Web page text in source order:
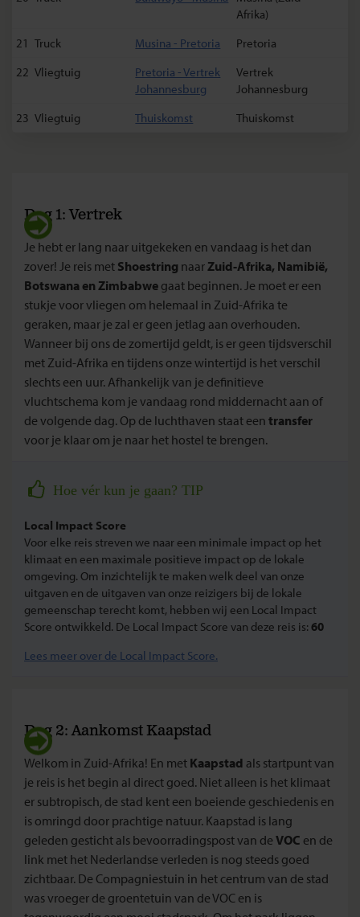
Afrika)
21 Truck Musina - Pretoria
Pretoria
22 Vliegtuig
Pretoria - Vertrek
Johannesburg
Vertrek
Johannesburg
23 Vliegtuig Thuiskomst Thuiskomst
Dag 1: Vertrek
Je hebt er lang naar uitgekeken en vandaag is het dan
zover! Je reis met Shoestring naarZuid-Afrika, Namibië,
Botswana en Zimbabwe gaat beginnen. Je moet er een
stukje voor vliegen om helemaal in Zuid-Afrika te
geraken, maar je zal er geen jetlag aan overhouden.
Wanneer bij ons de zomertijd geldt, is er geen tijdsverschil
met Zuid-Afrika en tijdens onze wintertijd is het verschil
slechts een uur. Afhankelijk van je definitieve
vluchtschema kom je vandaag rond middernacht aan of
de volgende dag. Op de luchthaven staat een transfer
voor je klaar om je naar het hostel te brengen.
Hoe vér kun je gaan? TIP
Local Impact Score
Voor elke reis streven we naar een minimale impact op het
klimaat en een maximale positieve impact op de lokale
omgeving. Om inzichtelijk te maken welk deel van onze
uitgaven en de uitgaven van onze reizigers bij de lokale
gemeenschap terecht komt, hebben wij een Local Impact
Score ontwikkeld. De Local Impact Score van deze reis is: 60
Lees meer over de Local Impact Score.
Dag 2: Aankomst Kaapstad
Welkom in Zuid-Afrika! En met Kaapstad als startpunt van
je reis is het begin al direct goed. Niet alleen is het klimaat
er subtropisch, de stad kent een boeiende geschiedenis en
is omringd door prachtige natuur. Kaapstad is lang
geleden gesticht als bevoorradingspost van de VOC en de
link met het Nederlandse verleden is nog steeds goed
zichtbaar. De Compagniestuin in het centrum van de stad
was vroeger de groentetuin van de VOC en is